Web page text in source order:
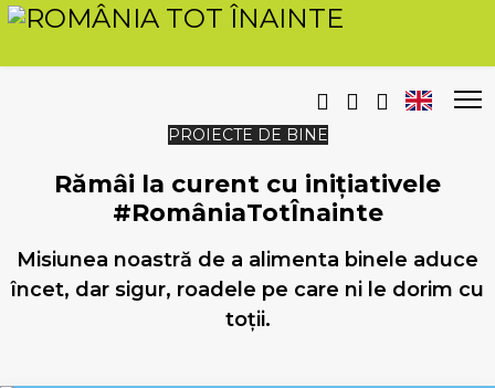
PROIECTE DE BINE
Rămâi la curent cu inițiativele
#RomâniaTotÎnainte
Misiunea noastră de a alimenta binele aduce
încet, dar sigur, roadele pe care ni le dorim cu
toții.